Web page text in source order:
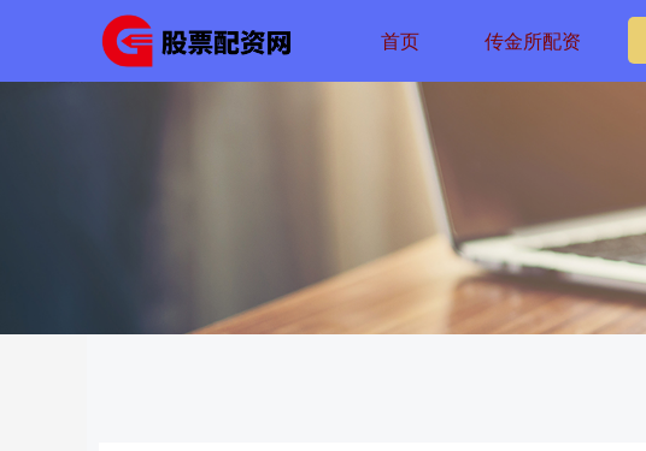
首页 传金所配资